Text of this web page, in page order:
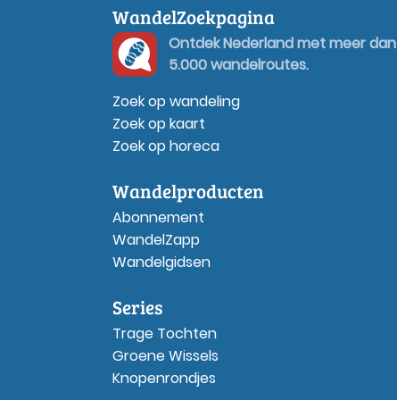
WandelZoekpagina
Ontdek Nederland met meer dan
5.000 wandelroutes.
Zoek op wandeling
Zoek op kaart
Zoek op horeca
Wandelproducten
Abonnement
WandelZapp
Wandelgidsen
Series
Trage Tochten
Groene Wissels
Knopenrondjes